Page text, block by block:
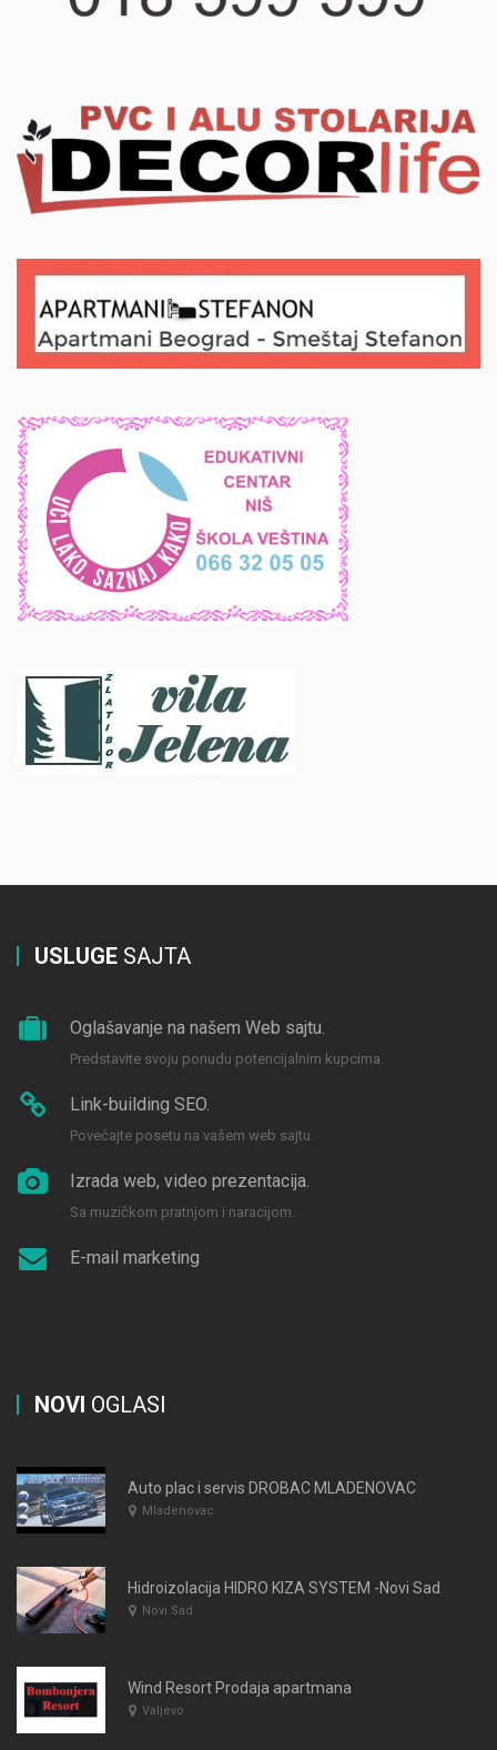
USLUGE SAJTA
Oglašavanje na našem Web sajtu.
Predstavite svoju ponudu potencijalnim kupcima.
Link-building SEO.
Povećajte posetu na vašem web sajtu.
Izrada web, video prezentacija.
Sa muzičkom pratnjom i naracijom.
E-mail marketing
NOVI OGLASI
Auto plac i servis DROBAC MLADENOVAC
Mladenovac
Hidroizolacija HIDRO KIZA SYSTEM -Novi Sad
Novi Sad
Wind Resort Prodaja apartmana
Valjevo